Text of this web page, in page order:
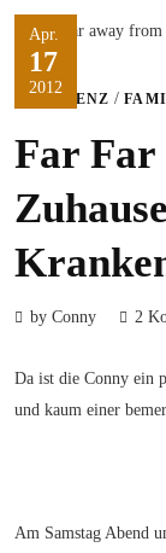
Apr.
17
2012
DEMENZ /
Far Far
by Conny 2
Da ist die Conny ein
und kaum einer
Am Samstag Abend